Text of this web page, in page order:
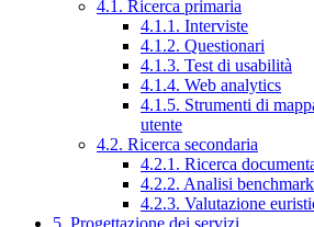
4.1. Ricerca primaria
4.1.1. Interviste
4.1.2. Questionari
4.1.3. Test di usabilità
4.1.4. Web analytics
4.1.5. Strumenti di
utente
4.2. Ricerca secondaria
4.2.1. Ricerca
4.2.2. Analisi benchmark
4.2.3. Valutazione
5. Progettazione dei servizi